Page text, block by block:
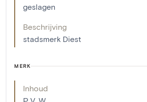
geslagen
Beschrijving
stadsmerk Diest
MERK
Inhoud